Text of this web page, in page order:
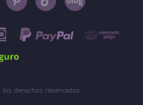
derechos reservados.